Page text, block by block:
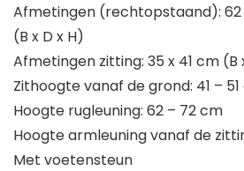
Afmetingen (rechtopstaand): 62
(B x D x H)
Afmetingen zitting: 35 x 41 cm (B
Zithoogte vanaf de grond: 41 –
Hoogte rugleuning: 62 – 72 cm
Hoogte armleuning vanaf de
Met voetensteun